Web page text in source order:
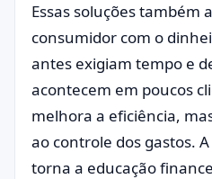
Essas soluções também
consumidor com o
antes exigiam tempo e
acontecem em poucos
melhora a eficiência,
ao controle dos gastos.
torna a educação